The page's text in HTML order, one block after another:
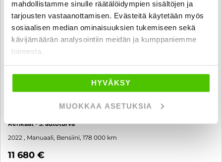
mahdollistamme sinulle räätälöidympien sisältöjen ja
tarjousten vastaanottamisen. Evästeitä käytetään myös
sosiaalisen median ominaisuuksien tukemiseen sekä
kävijämäärän analysointiin meidän ja kumppaniemme
toimesta.
HYVÄKSY
MUOKKAA ASETUKSIA
Dacia Duster
TCe 150 4x4 Comfort - 6 kk korotonta ja kulutonta maksuaikaa! -
Renkaat - J. autoturva
2022 , Manuaali, Bensiini, 178 000 km
11 680 €